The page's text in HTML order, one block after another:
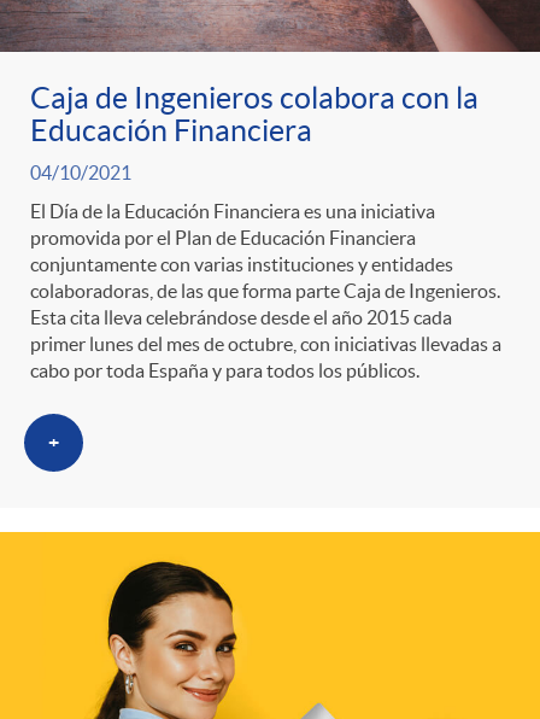
r
a
S
a
l
a
d
n
p
o
r
c
a
t
e
n
i
d
o
A
n
l
i
c
a
d
o
r
Caja de Ingenieros colabora con la
Educación Financiera
04/10/2021
El Día de la Educación Financiera es una iniciativa
promovida por el Plan de Educación Financiera
conjuntamente con varias instituciones y entidades
colaboradoras, de las que forma parte Caja de Ingenieros.
Esta cita lleva celebrándose desde el año 2015 cada
primer lunes del mes de octubre, con iniciativas llevadas a
cabo por toda España y para todos los públicos.
+